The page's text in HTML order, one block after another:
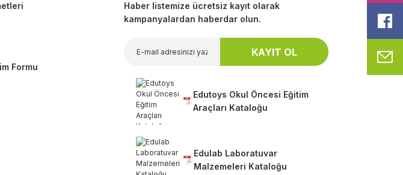
Formu
Haber listemize ücretsiz kayıt olarak
kampanyalardan haberdar olun.
KAYIT OL
Edutoys Okul Öncesi Eğitim
Araçları Kataloğu
Edulab Laboratuvar
Malzemeleri Kataloğu